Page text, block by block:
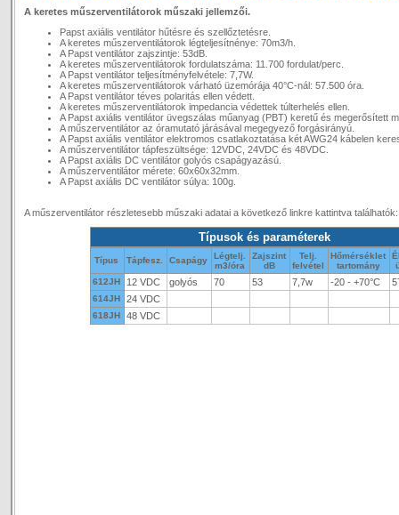
A keretes műszerventilátorok műszaki jellemzői.
Papst axiális ventilátor hűtésre és szellőztetésre.
A keretes műszerventilátorok légteljesítnénye: 70m3/h.
A Papst ventilátor zajszintje: 53dB.
A keretes műszerventilátorok fordulatszáma: 11.700 fordulat/perc.
A Papst ventilátor teljesítményfelvétele: 7,7W.
A keretes műszerventilátorok várható üzemórája 40°C-nál: 57.500 óra.
A Papst ventilátor téves polaritás ellen védett.
A keretes műszerventilátorok impedancia védettek túlterhelés ellen.
A Papst axiális ventilátor üvegszálas műanyag (PBT) keretű és megerősített
A műszerventilátor az óramutató járásával megegyező forgásirányú.
A Papst axiális ventilátor elektromos csatlakoztatása két AWG24 kábelen
A műszerventilátor tápfeszültsége: 12VDC, 24VDC és 48VDC.
A Papst axiális DC ventilátor golyós csapágyazású.
A műszerventilátor mérete: 60x60x32mm.
A Papst axiális DC ventilátor súlya: 100g.
A műszerventilátor részletesebb műszaki adatai a következő linkre kattintva
Típusok és paraméterek
Típus Tápfesz. Csapágy
Légtelj.
m3/óra
Zajszint
dB
Telj.
felvétel
Hőmérséklet
tartomány
612JH
12 VDC golyós 70 53 7,7w -20 - +70°C
614JH 24 VDC
618JH 48 VDC